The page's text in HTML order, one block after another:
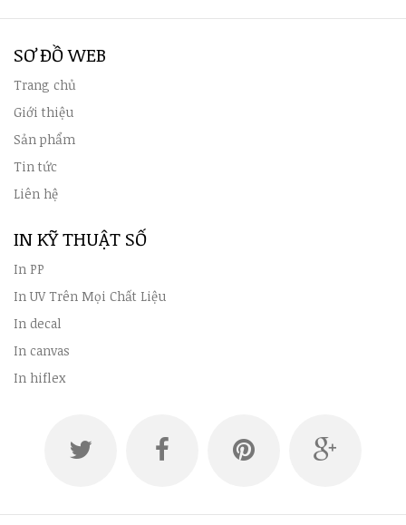
SƠ ĐỒ WEB
Trang chủ
Giới thiệu
Sản phẩm
Tin tức
Liên hệ
IN KỸ THUẬT SỐ
In PP
In UV Trên Mọi Chất Liệu
In decal
In canvas
In hiflex